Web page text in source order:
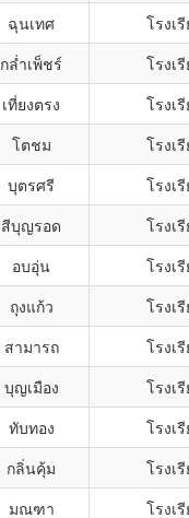
ฉุนเทศ โรงเ
กล่ำเพ็ชร์ โรงเ
เที่ยงตรง โรงเ
โตชม โรงเ
บุตรศรี โรงเ
สีบุญรอด โรงเ
อบอุ่น โรงเ
ถุงแก้ว โรงเ
สามารถ โรงเ
บุญเมือง โรงเ
ทับทอง โรงเ
กลิ่นคุ้ม โรงเ
มณฑา โรงเ